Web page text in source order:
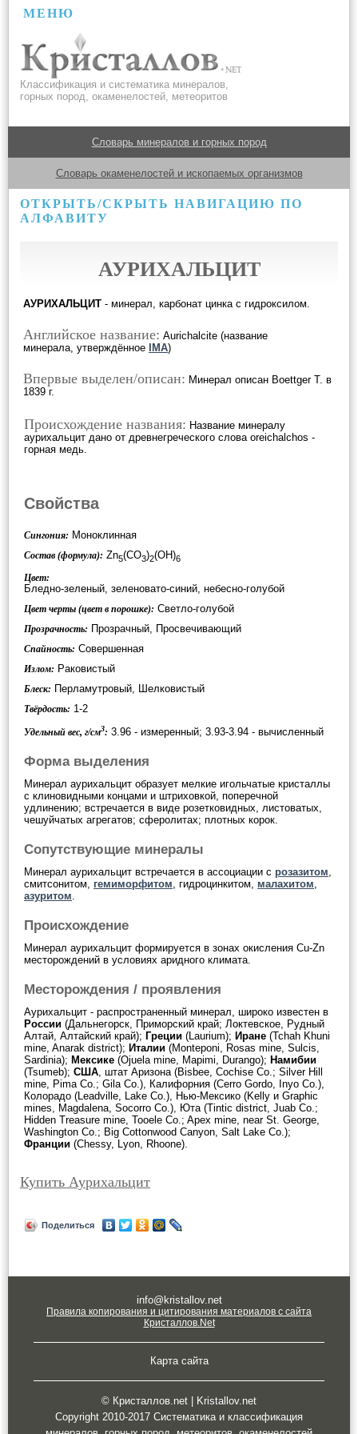
МЕНЮ
Классификация и систематика минералов,
горных пород, окаменелостей, метеоритов
Словарь минералов и горных пород
Словарь окаменелостей и ископаемых организмов
ОТКРЫТЬ/СКРЫТЬ НАВИГАЦИЮ ПО
АЛФАВИТУ
АУРИХАЛЬЦИТ
АУРИХАЛЬЦИТ - минерал, карбонат цинка с гидроксилом.
Английское название: Aurichalcite (название
минерала, утверждённое
IMA)
Впервые выделен/описан: Минерал описан Boettger T. в
1839 г.
Происхождение названия: Название минералу
аурихальцит дано от древнегреческого слова oreichalchos -
горная медь.
Свойства
Сингония: Моноклинная
Состав (формула): Zn5(CO3)2(OH)6
Цвет:
Бледно-зеленый, зеленовато-синий, небесно-голубой
Цвет черты (цвет в порошке): Светло-голубой
Прозрачность: Прозрачный, Просвечивающий
Спайность: Совершенная
Излом: Раковистый
Блеск: Перламутровый, Шелковистый
Твёрдость: 1-2
Удельный вес, г/см3: 3.96 - измеренный; 3.93-3.94 - вычисленный
Форма выделения
Минерал аурихальцит образует мелкие игольчатые кристаллы
с клиновидными концами и штриховкой, поперечной
удлинению; встречается в виде розетковидных, листоватых,
чешуйчатых агрегатов; сферолитах; плотных корок.
Сопутствующие минералы
Минерал аурихальцит встречается в ассоциации с розазитом
смитсонитом, гемиморфитом , гидроцинкитом, малахитом
азуритом
Происхождение
Минерал аурихальцит формируется в зонах окисления Cu-Zn
месторождений в условиях аридного климата.
Месторождения / проявления
Аурихальцит - распространенный минерал, широко известен в
России (Дальнегорск, Приморский край; Локтевское, Рудный
Алтай, Алтайский край); Греции (Laurium); Иране (Tchah Khuni
mine, Anarak district); Италии (Monteponi, Rosas mine, Sulcis,
Sardinia); Мексике (Ojuela mine, Mapimi, Durango); Намибии
(Tsumeb); США , штат Аризона (Bisbee, Cochise Co.; Silver Hill
mine, Pima Co.; Gila Co.), Калифорния (Cerro Gordo, Inyo Co.),
Колорадо (Leadville, Lake Co.), Нью-Мексико (Kelly и Graphic
mines, Magdalena, Socorro Co.), Юта (Tintic district, Juab Co.;
Hidden Treasure mine, Tooele Co.; Apex mine, near St. George,
Washington Co.; Big Cottonwood Canyon, Salt Lake Co.);
Франции (Chessy, Lyon, Rhoone).
Купить Аурихальцит
Поделиться
info@kristallov.net
Правила копирования и цитирования материалов с сайта
Кристаллов.Net
Карта сайта
© Кристаллов.net | Kristallov.net
Copyright 2010-2017 Систематика и классификация